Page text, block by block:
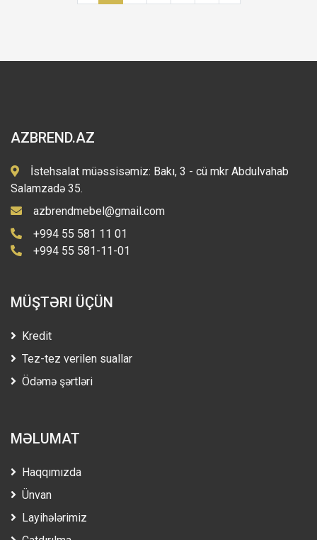
AZBREND.AZ
İstehsalat müəssisəmiz: Bakı, 3 - cü mkr Abdulvahab
Salamzadə 35.
azbrendmebel@gmail.com
+994 55 581 11 01
+994 55 581-11-01
MÜŞTƏRI ÜÇÜN
Kredit
Tez-tez verilen suallar
Ödəmə şərtləri
MƏLUMAT
Haqqımızda
Ünvan
Layihələrimiz